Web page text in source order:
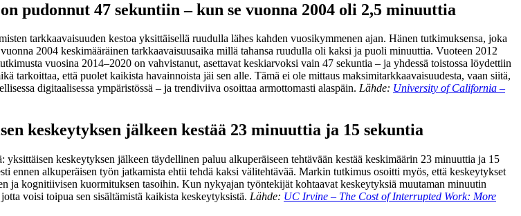
pudonnut 47 sekuntiin – kun se vuonna 2004 oli 2,5 minuuttia
tarkkaavaisuuden kestoa yksittäisellä ruudulla lähes kahden vuosikymmenen ajan. Hänen tutkimuksensa, joka
2004 keskimääräinen tarkkaavaisuusaika millä tahansa ruudulla oli kaksi ja puoli minuuttia. Vuoteen 2012
vuosina 2014–2020 on vahvistanut, asettavat keskiarvoksi vain 47 sekuntia – ja yhdessä toistossa löydettiin
tarkoittaa, että puolet kaikista havainnoista jäi sen alle. Tämä ei ole mittaus maksimitarkkaavaisuudesta, vaan siitä,
digitaalisessa ympäristössä – ja trendiviiva osoittaa armottomasti alaspäin. Lähde: University of California –
keskeytyksen jälkeen kestää 23 minuuttia ja 15 sekuntia
keskeytyksen jälkeen täydellinen paluu alkuperäiseen tehtävään kestää keskimäärin 23 minuuttia ja 15
ennen alkuperäisen työn jatkamista ehtii tehdä kaksi välitehtävää. Markin tutkimus osoitti myös, että keskeytykset
ja kognitiivisen kuormituksen tasoihin. Kun nykyajan työntekijät kohtaavat keskeytyksiä muutaman minuutin
voisi toipua sen sisältämistä kaikista keskeytyksistä. Lähde: UC Irvine – The Cost of Interrupted Work: More